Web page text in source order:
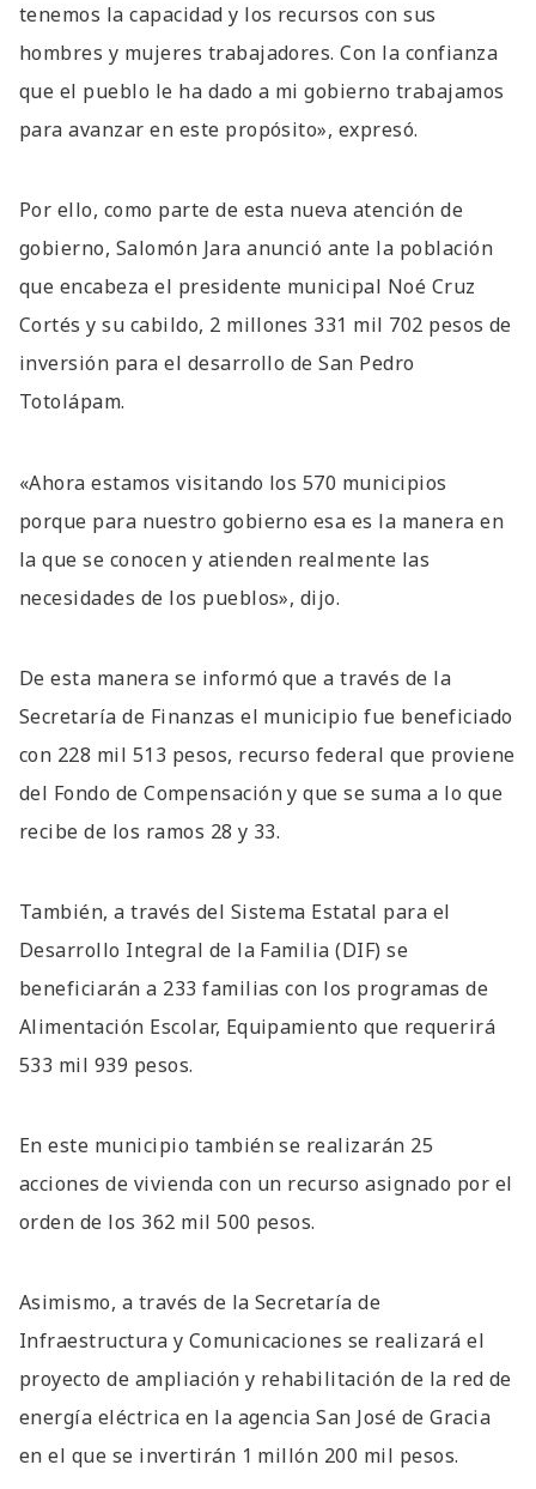
tenemos la capacidad y los recursos con sus
hombres y mujeres trabajadores. Con la confianza
que el pueblo le ha dado a mi gobierno trabajamos
para avanzar en este propósito», expresó.
Por ello, como parte de esta nueva atención de
gobierno, Salomón Jara anunció ante la población
que encabeza el presidente municipal Noé Cruz
Cortés y su cabildo, 2 millones 331 mil 702 pesos de
inversión para el desarrollo de San Pedro
Totolápam.
«Ahora estamos visitando los 570 municipios
porque para nuestro gobierno esa es la manera en
la que se conocen y atienden realmente las
necesidades de los pueblos», dijo.
De esta manera se informó que a través de la
Secretaría de Finanzas el municipio fue beneficiado
con 228 mil 513 pesos, recurso federal que proviene
del Fondo de Compensación y que se suma a lo que
recibe de los ramos 28 y 33.
También, a través del Sistema Estatal para el
Desarrollo Integral de la Familia (DIF) se
beneficiarán a 233 familias con los programas de
Alimentación Escolar, Equipamiento que requerirá
533 mil 939 pesos.
En este municipio también se realizarán 25
acciones de vivienda con un recurso asignado por el
orden de los 362 mil 500 pesos.
Asimismo, a través de la Secretaría de
Infraestructura y Comunicaciones se realizará el
proyecto de ampliación y rehabilitación de la red de
energía eléctrica en la agencia San José de Gracia
en el que se invertirán 1 millón 200 mil pesos.